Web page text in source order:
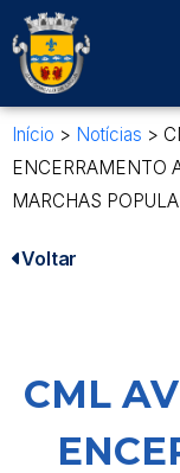
Início > Notícias >
ENCERRAMENTO
MARCHAS
Voltar
CML